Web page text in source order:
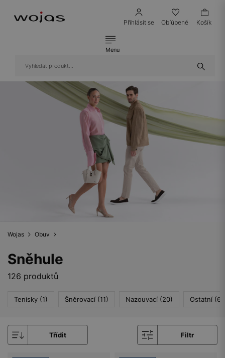
Přihlásit se Obľúbené Košík
Menu
Wojas Obuv
Sněhule
126 produktů
Tenisky (1) Šněrovací (11) Nazouvací (20) Ostatní (6)
Třídit Filtr